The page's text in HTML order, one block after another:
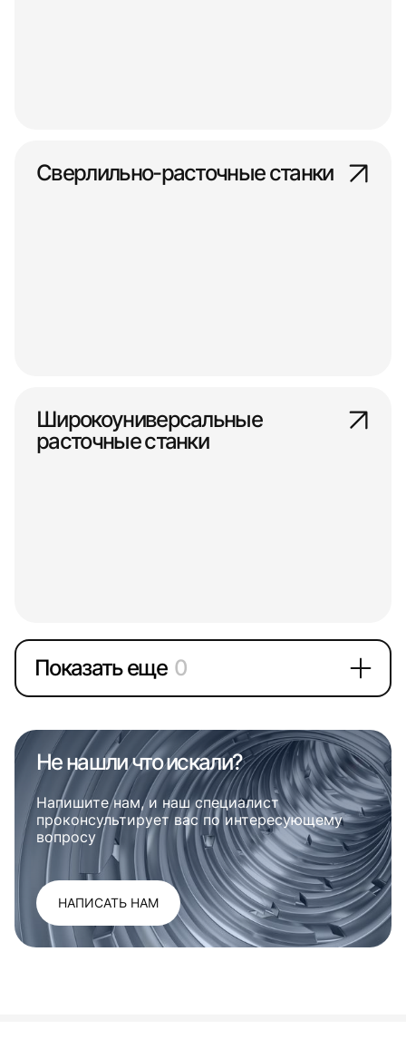
Сверлильно-расточные станки
Широкоуниверсальные
расточные станки
Показать еще 0
Не нашли что искали?
Напишите нам, и наш специалист
проконсультирует вас по интересующему
вопросу
НАПИСАТЬ НАМ